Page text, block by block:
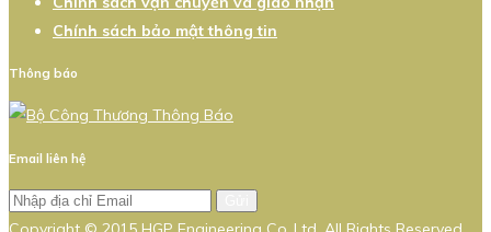
Chính sách bảo mật thông tin
Thông báo
Email liên hệ